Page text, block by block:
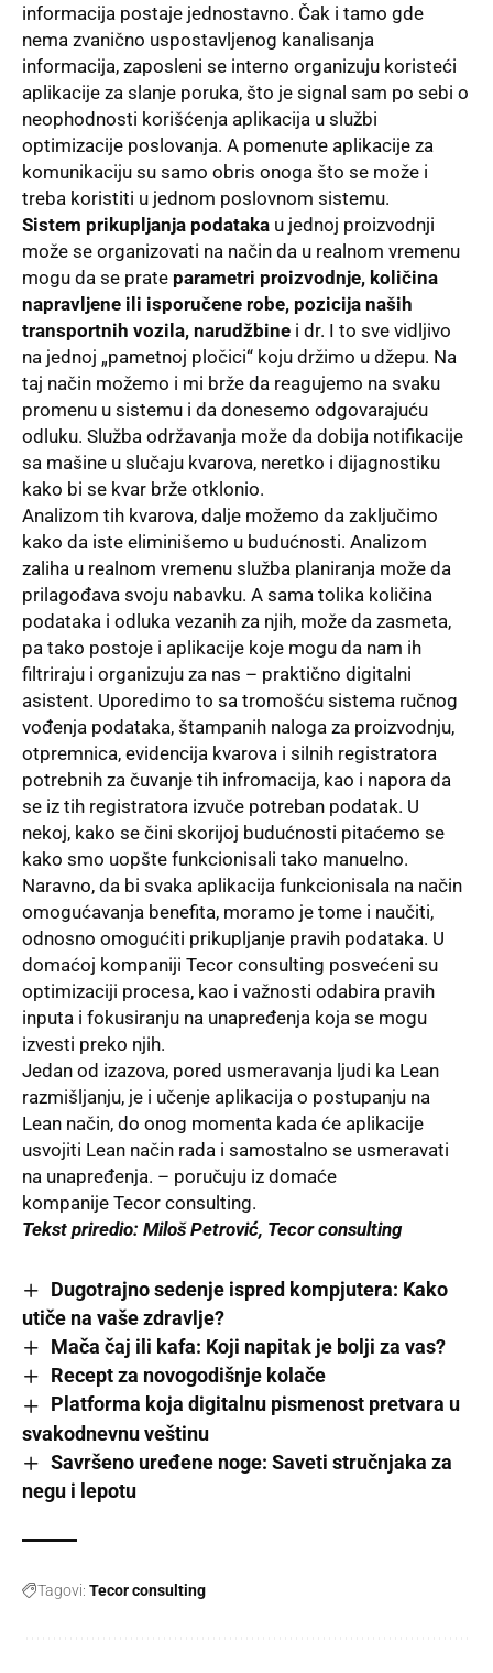
informacija postaje jednostavno. Čak i tamo gde
nema zvanično uspostavljenog kanalisanja
informacija, zaposleni se interno organizuju koristeći
aplikacije za slanje poruka, što je signal sam po sebi o
neophodnosti korišćenja aplikacija u službi
optimizacije poslovanja. A pomenute aplikacije za
komunikaciju su samo obris onoga što se može i
treba koristiti u jednom poslovnom sistemu.
Sistem prikupljanja podataka u jednoj proizvodnji
može se organizovati na način da u realnom vremenu
mogu da se prate parametri proizvodnje, količina
napravljene ili isporučene robe, pozicija naših
transportnih vozila, narudžbine i dr. I to sve vidljivo
na jednoj „pametnoj pločici“ koju držimo u džepu. Na
taj način možemo i mi brže da reagujemo na svaku
promenu u sistemu i da donesemo odgovarajuću
odluku. Služba održavanja može da dobija notifikacije
sa mašine u slučaju kvarova, neretko i dijagnostiku
kako bi se kvar brže otklonio.
Analizom tih kvarova, dalje možemo da zaključimo
kako da iste eliminišemo u budućnosti. Analizom
zaliha u realnom vremenu služba planiranja može da
prilagođava svoju nabavku. A sama tolika količina
podataka i odluka vezanih za njih, može da zasmeta,
pa tako postoje i aplikacije koje mogu da nam ih
filtriraju i organizuju za nas – praktično digitalni
asistent. Uporedimo to sa tromošću sistema ručnog
vođenja podataka, štampanih naloga za proizvodnju,
otpremnica, evidencija kvarova i silnih registratora
potrebnih za čuvanje tih infromacija, kao i napora da
se iz tih registratora izvuče potreban podatak. U
nekoj, kako se čini skorijoj budućnosti pitaćemo se
kako smo uopšte funkcionisali tako manuelno.
Naravno, da bi svaka aplikacija funkcionisala na način
omogućavanja benefita, moramo je tome i naučiti,
odnosno omogućiti prikupljanje pravih podataka. U
domaćoj kompaniji Tecor consulting posvećeni su
optimizaciji procesa, kao i važnosti odabira pravih
inputa i fokusiranju na unapređenja koja se mogu
izvesti preko njih.
Jedan od izazova, pored usmeravanja ljudi ka Lean
razmišljanju, je i učenje aplikacija o postupanju na
Lean način, do onog momenta kada će aplikacije
usvojiti Lean način rada i samostalno se usmeravati
na unapređenja. – poručuju iz domaće
kompanije Tecor consulting.
Tekst priredio: Miloš Petrović, Tecor consulting
Dugotrajno sedenje ispred kompjutera: Kako
utiče na vaše zdravlje?
Mača čaj ili kafa: Koji napitak je bolji za vas?
Recept za novogodišnje kolače
Platforma koja digitalnu pismenost pretvara u
svakodnevnu veštinu
Savršeno uređene noge: Saveti stručnjaka za
negu i lepotu
Tagovi: Tecor consulting